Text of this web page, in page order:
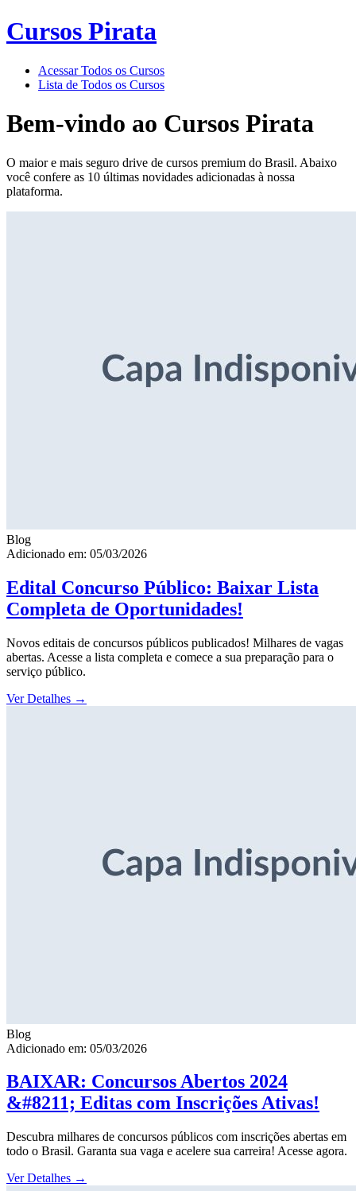
Cursos Pirata
Acessar Todos os Cursos
Lista de Todos os Cursos
Bem-vindo ao Cursos Pirata
O maior e mais seguro drive de cursos premium do Brasil. Abaixo
você confere as 10 últimas novidades adicionadas à nossa
plataforma.
Blog
Adicionado em: 05/03/2026
Edital Concurso Público: Baixar Lista
Completa de Oportunidades!
Novos editais de concursos públicos publicados! Milhares de vagas
abertas. Acesse a lista completa e comece a sua preparação para o
serviço público.
Ver Detalhes →
Blog
Adicionado em: 05/03/2026
BAIXAR: Concursos Abertos 2024
&#8211; Editas com Inscrições Ativas!
Descubra milhares de concursos públicos com inscrições abertas em
todo o Brasil. Garanta sua vaga e acelere sua carreira! Acesse agora.
Ver Detalhes →